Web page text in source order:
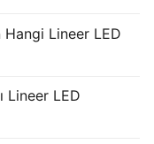
Lineer LED
Lineer LED